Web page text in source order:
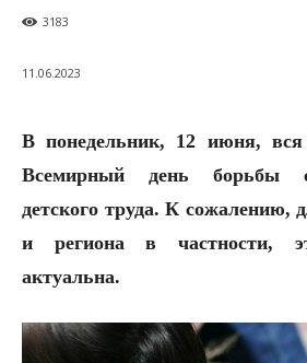
3183
11.06.2023
В понедельник, 12 июня, вся
Всемирный день борьбы с
детского труда. К сожалению,
и региона в частности,
актуальна.